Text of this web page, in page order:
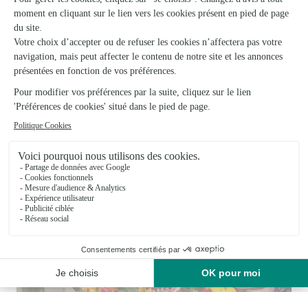
La Maison des Fleurs
★★ ★★★4.4 (35)
10, Place Rémy Petit
Voir la boutique